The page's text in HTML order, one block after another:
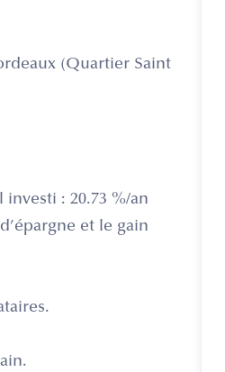
(Quartier Saint
: 20.73 %/an
et le gain